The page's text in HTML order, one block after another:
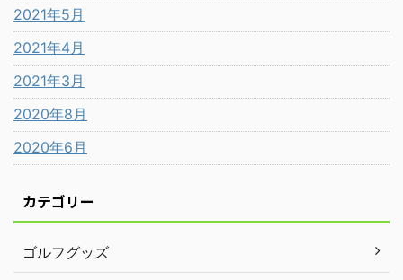
2021年5月
2021年4月
2021年3月
2020年8月
2020年6月
カテゴリー
ゴルフグッズ